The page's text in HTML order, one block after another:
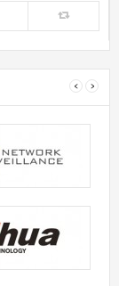
‹ ›